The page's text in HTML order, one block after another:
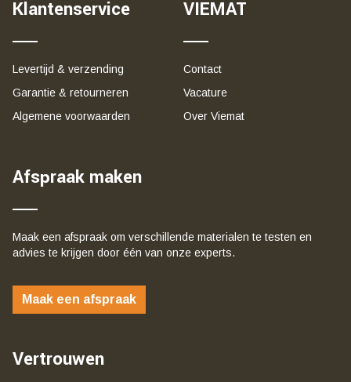
Klantenservice
Levertijd & verzending
Garantie & retourneren
Algemene voorwaarden
VIEMAT
Contact
Vacature
Over Viemat
Afspraak maken
Maak een afspraak om verschillende materialen te testen en
advies te krijgen door één van onze experts.
Maak een afspraak
Vertrouwen